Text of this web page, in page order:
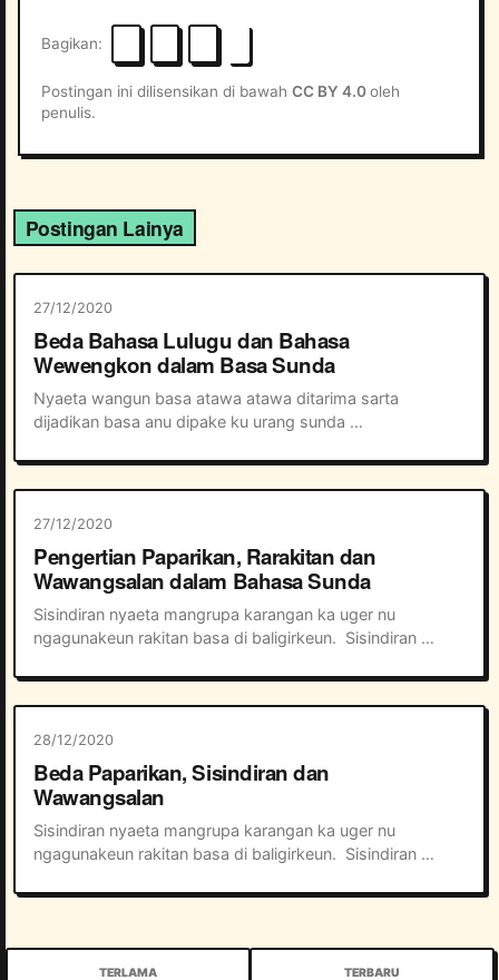
Postingan ini dilisensikan di bawahCC BY 4.0oleh
penulis.
Bagikan
Postingan Lainya
27/12/2020
Beda Bahasa Lulugu dan Bahasa
Wewengkon dalam Basa Sunda
Nyaeta wangun basa atawa atawa ditarima sarta
dijadikan basa anu dipake ku urang sunda
[table id=1 /]
27/12/2020
Pengertian Paparikan, Rarakitan dan
Wawangsalan dalam Bahasa Sunda
Sisindiran nyaeta mangrupa karangan ka uger nu
ngagunakeun rakitan basa di baligirkeun.  Sisindiran
wawangsalan   Dina paparikan asal kecap dina p...
28/12/2020
Beda Paparikan, Sisindiran dan
Wawangsalan
Sisindiran nyaeta mangrupa karangan ka uger nu
ngagunakeun rakitan basa di baligirkeun.  Sisindiran
wawangsalan   Dina paparikan asal kecap dina p...